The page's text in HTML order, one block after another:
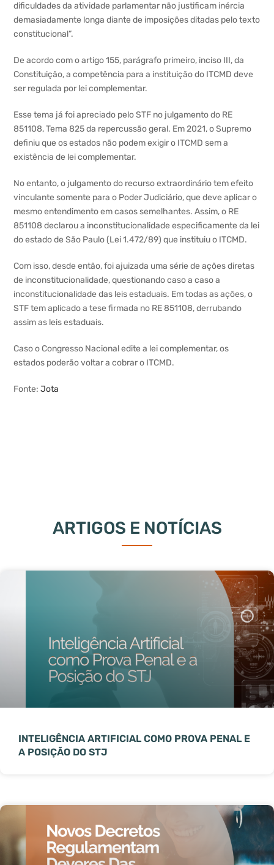
dificuldades da atividade parlamentar não justificam inércia
demasiadamente longa diante de imposições ditadas pelo texto
constitucional”.
De acordo com o artigo 155, parágrafo primeiro, inciso III, da
Constituição, a competência para a instituição do ITCMD deve
ser regulada por lei complementar.
Esse tema já foi apreciado pelo STF no julgamento do RE
851108, Tema 825 da repercussão geral. Em 2021, o Supremo
definiu que os estados não podem exigir o ITCMD sem a
existência de lei complementar.
No entanto, o julgamento do recurso extraordinário tem efeito
vinculante somente para o Poder Judiciário, que deve aplicar o
mesmo entendimento em casos semelhantes. Assim, o RE
851108 declarou a inconstitucionalidade especificamente da lei
do estado de São Paulo (Lei 1.472/89) que instituiu o ITCMD.
Com isso, desde então, foi ajuizada uma série de ações diretas
de inconstitucionalidade, questionando caso a caso a
inconstitucionalidade das leis estaduais. Em todas as ações, o
STF tem aplicado a tese firmada no RE 851108, derrubando
assim as leis estaduais.
Caso o Congresso Nacional edite a lei complementar, os
estados poderão voltar a cobrar o ITCMD.
Fonte: Jota
ARTIGOS E NOTÍCIAS
INTELIGÊNCIA ARTIFICIAL COMO PROVA PENAL E
A POSIÇÃO DO STJ